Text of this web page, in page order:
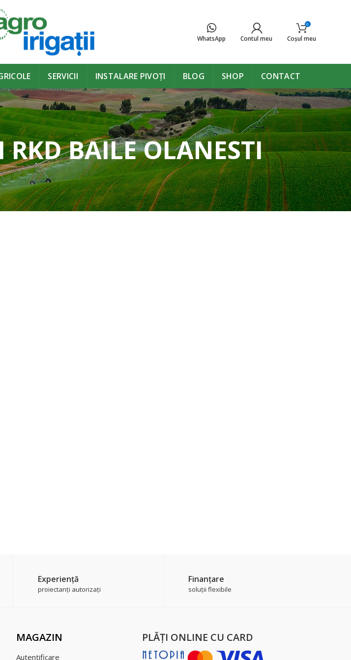
WhatsApp Contul meu
0
Coşul meu
SERVICII INSTALARE PIVOȚI BLOG SHOP CONTACT
RKD BAILE OLANESTI
Experienţă
proiectanți autorizați
Finanțare
soluții flexibile
MAGAZIN
Autentificare
PLĂŢI ONLINE CU CARD